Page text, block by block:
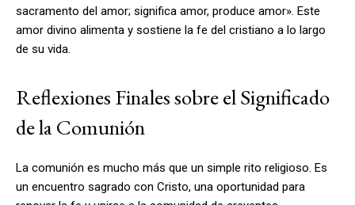
sacramento del amor; significa amor, produce amor». Este
amor divino alimenta y sostiene la fe del cristiano a lo largo
de su vida.
Reflexiones Finales sobre el Significado
de la Comunión
La comunión es mucho más que un simple rito religioso. Es
un encuentro sagrado con Cristo, una oportunidad para